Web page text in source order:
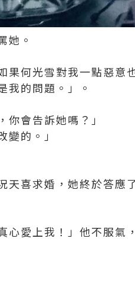
她。
何光雪對我一點惡意
我的問題。」。
會告訴她嗎？」
的。」
喜求婚，她終於答應
愛上我！」他不服氣